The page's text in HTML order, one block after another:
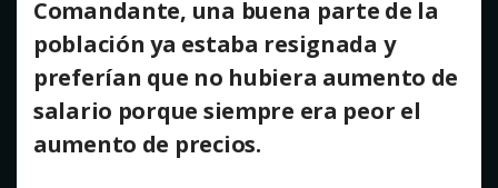
Comandante, una buena parte de la
población ya estaba resignada y
preferían que no hubiera aumento de
salario porque siempre era peor el
aumento de precios.